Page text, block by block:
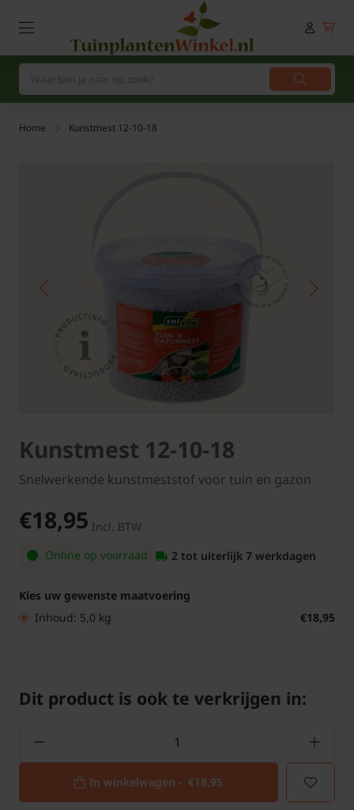
Home Kunstmest 12-10-18
Kunstmest 12-10-18
Snelwerkende kunstmeststof voor tuin en gazon
€18,95 Incl. BTW
Online op voorraad
2 tot uiterlijk 7 werkdagen
Kies uw gewenste maatvoering
Inhoud: 5,0 kg
€18,95
Dit product is ook te verkrijgen in:
In winkelwagen - €18,95